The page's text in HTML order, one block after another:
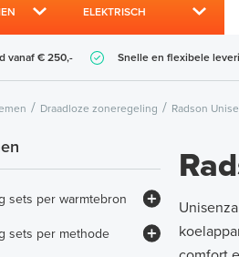
ELEKTRISCH
vanaf € 250,- Snelle en flexibele
Draadloze zoneregeling Radson
sets per warmtebron
sets per methode